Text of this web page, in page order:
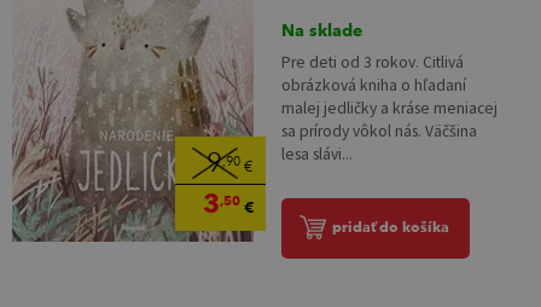
9,90€
3,50€
Na sklade
Pre deti od 3 rokov. Citlivá
obrázková kniha o hľadaní
malej jedličky a kráse meniacej
sa prírody vôkol nás. Väčšina
lesa slávi...
pridať do košíka